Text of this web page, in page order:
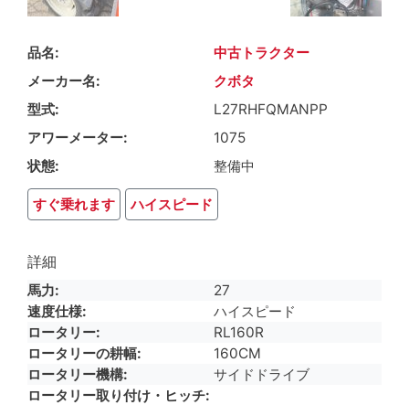
品名
中古トラクター
メーカー名
クボタ
型式
L27RHFQMANPP
アワーメーター
1075
状態
整備中
すぐ乗れます ハイスピード
詳細
馬力
27
速度仕様
ハイスピード
ロータリー
RL160R
ロータリーの耕幅
160CM
ロータリー機構
サイドドライブ
ロータリー取り付け・ヒッチ